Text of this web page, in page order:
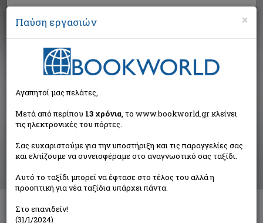
Αναζήτηση
Αποτελέσματα αναζήτησης
Συγγραφέας: Mishima Yukio 1925-1970 (15
βιβλία)
Ταξινόμηση ανά:
×
Παύση εργασιών
Αγαπητοί μας πελάτες,
Μετά από περίπου 13 χρόνια, το www.bookworld.gr κλείνει
τις ηλεκτρονικές του πόρτες.
Σας ευχαριστούμε για την υποστήριξη και τις παραγγελίες σας
και ελπίζουμε να συνεισφέραμε στο αναγνωστικό σας ταξίδι.
Αυτό το ταξίδι μπορεί να έφτασε στο τέλος του αλλά η
προοπτική για νέα ταξίδια υπάρχει πάντα.
Στο επανιδείν!
(31/1/2024)